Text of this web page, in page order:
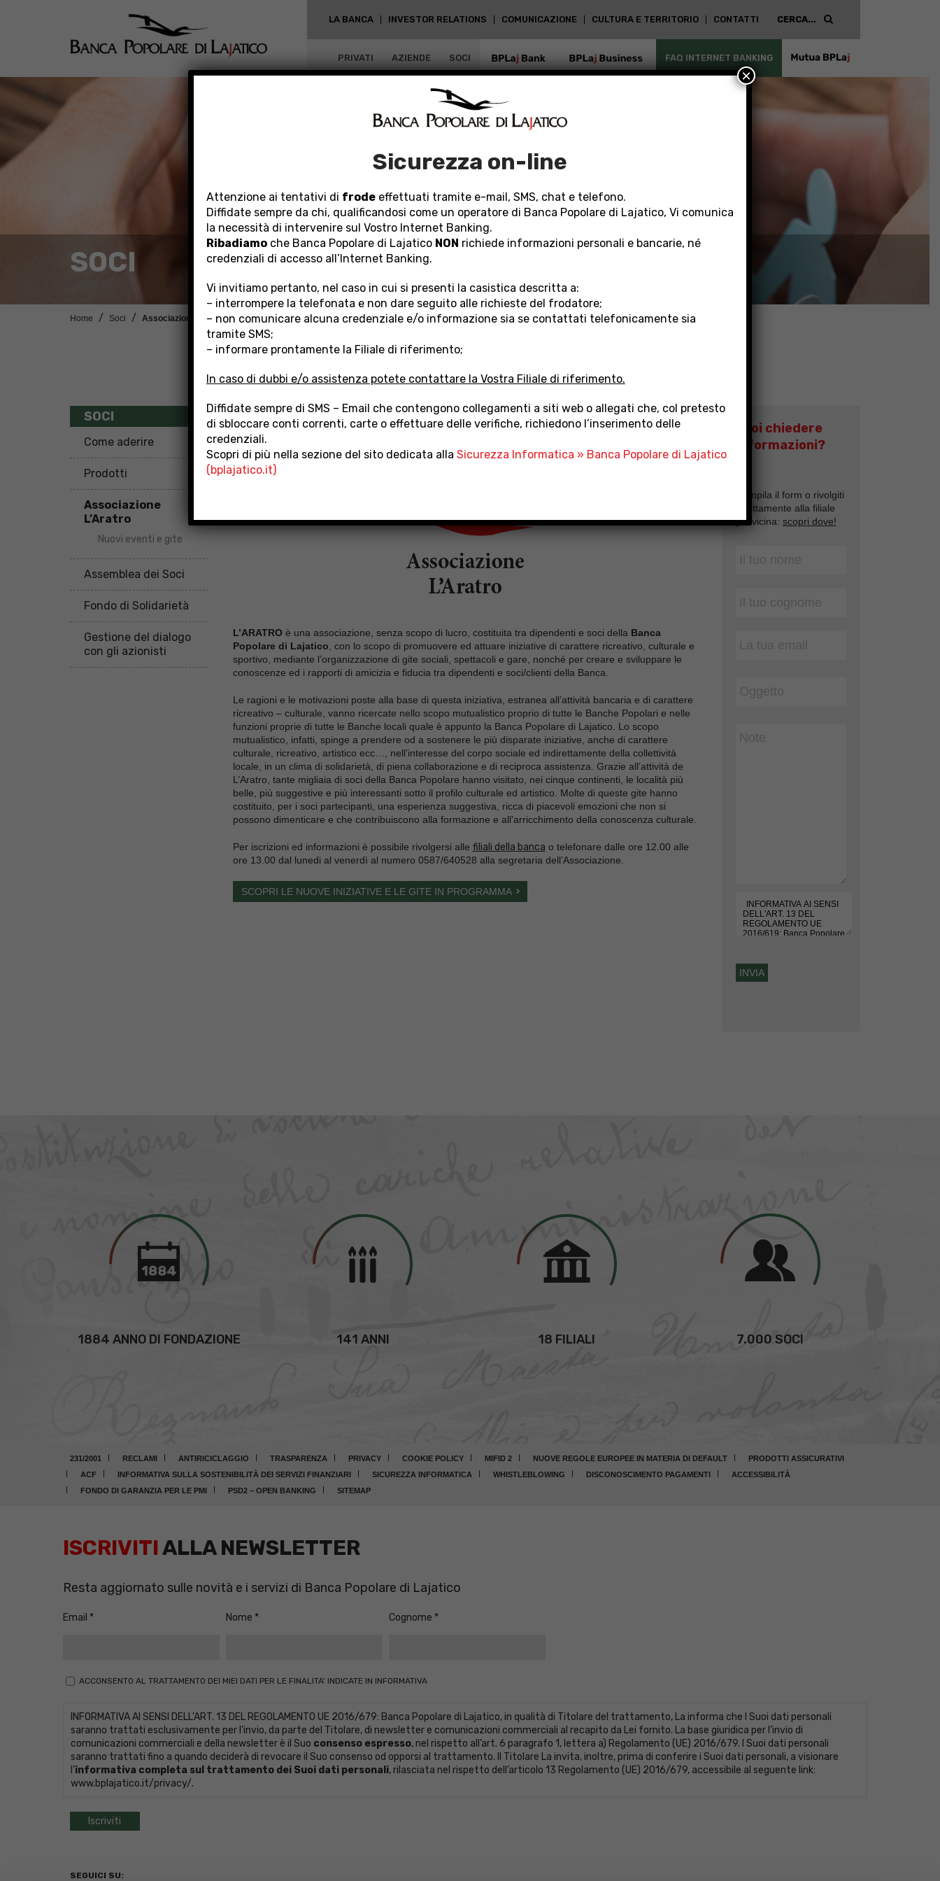
LA BANCA INVESTOR RELATIONS COMUNICAZIONE CULTURA E TERRITORIO CONTATTI
PRIVATI AZIENDE SOCI BPLAJ BANK BPLAJ BUSINESS FAQ INTERNET BANKING MUTUA
SOCI
Home Soci Associazione L’Aratro
ASSOCIAZIONE L’ARATRO
L’ARATRO è una associazione, senza scopo di lucro, costituita tra dipendenti e soci della Banca
Popolare di Lajatico, con lo scopo di promuovere ed attuare iniziative di carattere ricreativo, culturale e
sportivo, mediante l’organizzazione di gite sociali, spettacoli e gare, nonché per creare e sviluppare le
conoscenze ed i rapporti di amicizia e fiducia tra dipendenti e soci/clienti della Banca.
Le ragioni e le motivazioni poste alla base di questa iniziativa, estranea all’attività bancaria e di carattere
ricreativo – culturale, vanno ricercate nello scopo mutualistico proprio di tutte le Banche Popolari e nelle
funzioni proprie di tutte le Banche locali quale è appunto la Banca Popolare di Lajatico. Lo scopo
mutualistico, infatti, spinge a prendere od a sostenere le più disparate iniziative, anche di carattere
culturale, ricreativo, artistico ecc…, nell’interesse del corpo sociale ed indirettamente della collettività
locale, in un clima di solidarietà, di piena collaborazione e di reciproca assistenza. Grazie all’attività de
L’Aratro, tante migliaia di soci della Banca Popolare hanno visitato, nei cinque continenti, le località più
belle, più suggestive e più interessanti sotto il profilo culturale ed artistico. Molte di queste gite hanno
costituito, per i soci partecipanti, una esperienza suggestiva, ricca di piacevoli emozioni che non si
possono dimenticare e che contribuiscono alla formazione e all’arricchimento della conoscenza culturale.
Per iscrizioni ed informazioni è possibile rivolgersi alle filiali della banca o telefonare dalle ore 12.00 alle
ore 13.00 dal lunedi al venerdì al numero 0587/640528 alla segretaria dell’Associazione.
SCOPRI LE NUOVE INIZIATIVE E LE GITE IN PROGRAMMA
SOCI
Come aderire
Prodotti
Associazione
L’Aratro
Nuovi eventi e gite
Assemblea dei Soci
Fondo di Solidarietà
Gestione del dialogo
con gli azionisti
Vuoi chiedere
informazioni?
Compila il form o rivolgiti
direttamente alla filiale
più vicina: scopri dove!
1884 ANNO DI FONDAZIONE 141 ANNI 18 FILIALI 7.000 SOCI
231/2001 RECLAMI ANTIRICICLAGGIO TRASPARENZA PRIVACY COOKIE POLICY MIFID 2 NUOVE REGOLE EUROPEE IN MATERIA DI DEFAULT
PRODOTTI ASSICURATIVI
ACF
INFORMATIVA SULLA SOSTENIBILITÀ DEI SERVIZI FINANZIARI SICUREZZA INFORMATICA WHISTLEBLOWING DISCONOSCIMENTO PAGAMENTI
ACCESSIBILITÀ
FONDO DI GARANZIA PER LE PMI
PSD2 – OPEN BANKING SITEMAP
ISCRIVITIALLA NEWSLETTER
Resta aggiornato sulle novità e i servizi di Banca Popolare di Lajatico
Email Nome Cognome
ACCONSENTO AL TRATTAMENTO DEI MIEI DATI PER LE FINALITA' INDICATE IN INFORMATIVA
INFORMATIVA AI SENSI DELL'ART. 13 DEL REGOLAMENTO UE 2016/679: Banca Popolare di Lajatico, in qualità di Titolare del trattamento, La informa che I Suoi dati personali
saranno trattati esclusivamente per l’invio, da parte del Titolare, di newsletter e comunicazioni commerciali al recapito da Lei fornito. La base giuridica per l’invio di
comunicazioni commerciali e della newsletter è il Suo consenso espresso, nel rispetto all’art. 6 paragrafo 1, lettera a) Regolamento (UE) 2016/679. I Suoi dati personali
saranno trattati fino a quando deciderà di revocare il Suo consenso od opporsi al trattamento. Il Titolare La invita, inoltre, prima di conferire i Suoi dati personali, a visionare
l’informativa completa sul trattamento dei Suoi dati personali, rilasciata nel rispetto dell’articolo 13 Regolamento (UE) 2016/679, accessibile al seguente link:
www.bplajatico.it/privacy/.
SEGUICI SU:
Sicurezza on-line
Attenzione ai tentativi di frodeeffettuati tramite e-mail, SMS, chat e telefono.
Diffidate sempre da chi, qualificandosi come un operatore di Banca Popolare di Lajatico, Vi comunica
la necessità di intervenire sul Vostro Internet Banking.
Ribadiamoche Banca Popolare di Lajatico NON richiede informazioni personali e bancarie, né
credenziali di accesso all’Internet Banking.
Vi invitiamo pertanto, nel caso in cui si presenti la casistica descritta a:
– interrompere la telefonata e non dare seguito alle richieste del frodatore;
– non comunicare alcuna credenziale e/o informazione sia se contattati telefonicamente sia
tramite SMS;
– informare prontamente la Filiale di riferimento;
In caso di dubbi e/o assistenza potete contattare la Vostra Filiale di riferimento.
Diffidate sempre di SMS – Email che contengono collegamenti a siti web o allegati che, col pretesto
di sbloccare conti correnti, carte o effettuare delle verifiche, richiedono l’inserimento delle
credenziali.
Scopri di più nella sezione del sito dedicata alla Sicurezza Informatica » Banca Popolare di Lajatico
(bplajatico.it)
×